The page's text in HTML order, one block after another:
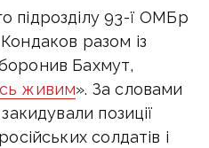
підрозділу 93-ї ОМБр
разом із
Бахмут,
живим». За словами
позиції
солдатів і